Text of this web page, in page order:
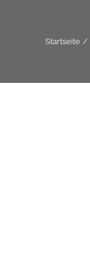
Startseite